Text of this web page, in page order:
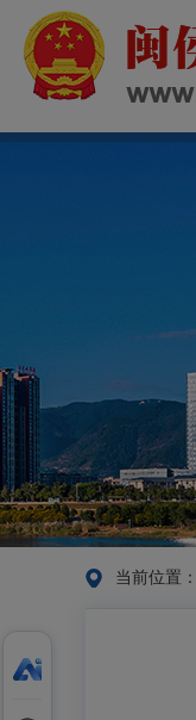
当前位置：